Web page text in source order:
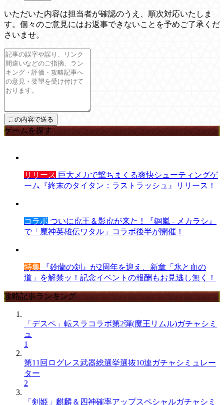
いただいた内容は担当者が確認のうえ、順次対応いたしま
す。個々のご意見にはお返事できないことを予めご了承くだ
さいませ。
ゲームを探す
リリース 巨大メカで撃ちまくる爽快シューティングゲ
ーム『終末のタイタン：ラストラッシュ』リリース！
コラボ ついに虎王＆影虎が来た！『鋼嵐 - メカラシ』
で「魔神英雄伝ワタル」コラボ後半が開催！
特集 『鈴蘭の剣』が2周年を迎え、新章「氷と血の
道」を解禁ッ！記念イベントの報酬もお見逃し無く！
攻略記事ランキング
「デスペ」転スラコラボ第2弾(魔王リムル)ガチャシミ
ュ
1
第11回ログレス武器総選挙選抜10連ガチャシミュレー
ター
2
「剣姫」麒麟＆四神確率アップスペシャルガチャシミ